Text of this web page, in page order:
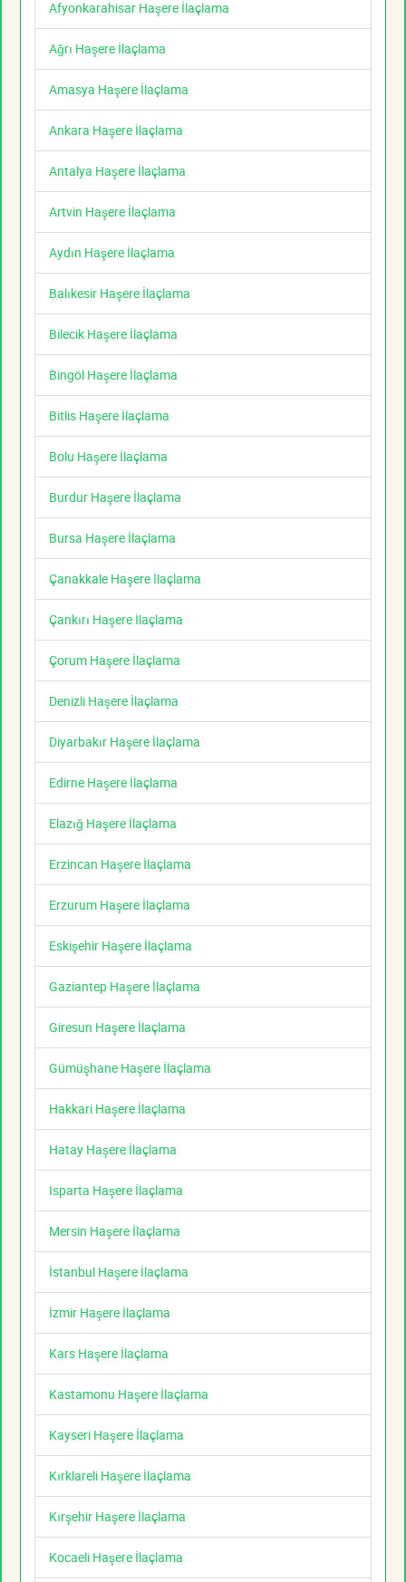
Afyonkarahisar Haşere İlaçlama
Ağrı Haşere İlaçlama
Amasya Haşere İlaçlama
Ankara Haşere İlaçlama
Antalya Haşere İlaçlama
Artvin Haşere İlaçlama
Aydın Haşere İlaçlama
Balıkesir Haşere İlaçlama
Bilecik Haşere İlaçlama
Bingöl Haşere İlaçlama
Bitlis Haşere İlaçlama
Bolu Haşere İlaçlama
Burdur Haşere İlaçlama
Bursa Haşere İlaçlama
Çanakkale Haşere İlaçlama
Çankırı Haşere İlaçlama
Çorum Haşere İlaçlama
Denizli Haşere İlaçlama
Diyarbakır Haşere İlaçlama
Edirne Haşere İlaçlama
Elazığ Haşere İlaçlama
Erzincan Haşere İlaçlama
Erzurum Haşere İlaçlama
Eskişehir Haşere İlaçlama
Gaziantep Haşere İlaçlama
Giresun Haşere İlaçlama
Gümüşhane Haşere İlaçlama
Hakkari Haşere İlaçlama
Hatay Haşere İlaçlama
Isparta Haşere İlaçlama
Mersin Haşere İlaçlama
İstanbul Haşere İlaçlama
İzmir Haşere İlaçlama
Kars Haşere İlaçlama
Kastamonu Haşere İlaçlama
Kayseri Haşere İlaçlama
Kırklareli Haşere İlaçlama
Kırşehir Haşere İlaçlama
Kocaeli Haşere İlaçlama